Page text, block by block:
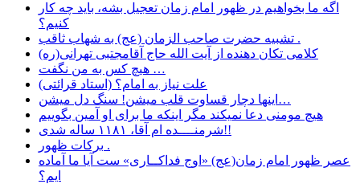
اگه ما بخواهیم در ظهور امام زمان تعجیل بشه، باید چه کار
کنیم؟
تشبیه حضرت صاحب الزمان (عج) به شهاب ثاقب .
کلامی تکان دهنده از آیت الله حاج آقامجتبی تهرانی(ره)
هیچ کس به من نگفت …
علت نیاز به امام؟ (استاد قرائتی)
اینها دچار قساوت قلب میشن! سنگ دل میشن…
هیچ مومنی دعا نمیکند مگر اینکه ما برای او آمین بگوییم
شرمنــــده ام آقا، ۱۱۸۱ ساله شدی!!
برکات ظهور .
عصر ظهور امام زمان(عج) «اوج فداکــاری» ست آيا ما آماده
ايم؟